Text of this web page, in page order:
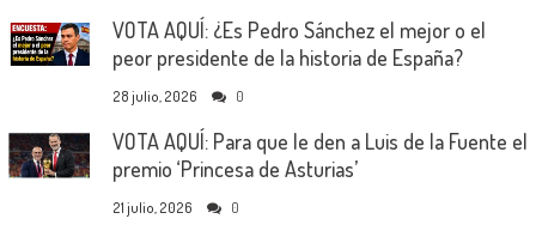
VOTA AQUÍ: ¿Es Pedro Sánchez el mejor o el
peor presidente de la historia de España?
28 julio, 2026 0
VOTA AQUÍ: Para que le den a Luis de la Fuente el
premio ‘Princesa de Asturias’
21 julio, 2026 0